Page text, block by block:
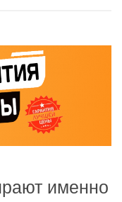
именно